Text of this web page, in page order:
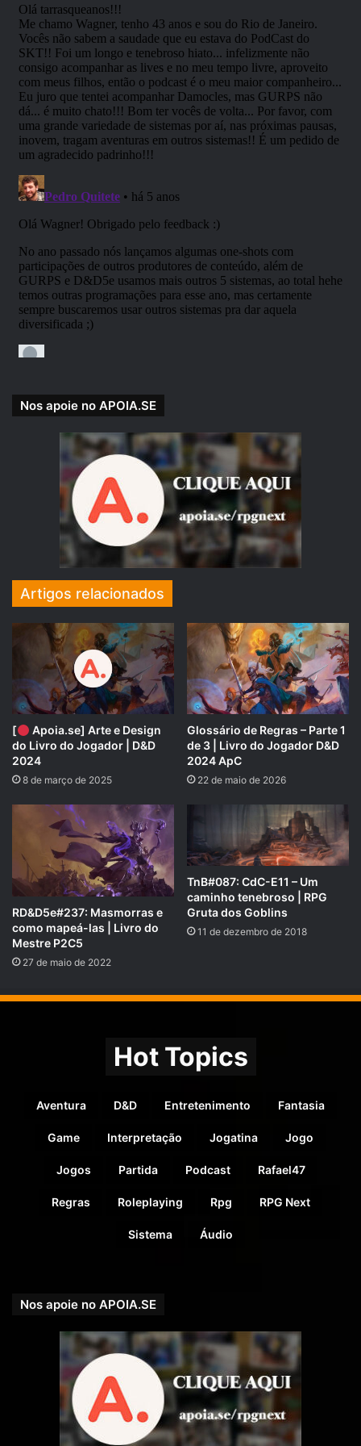
barcos dos Gigantes de Gelo estão
pilhando ao longo da Costa da
Espada. Até mesmo os
indescritíveis Gigantes das
Nuvens foram testemunhados,
suas maravilhosas cidades
Waterdeep (Águas Profundas) e
Baldur’s Gate (Portal de Baldur).
Onde está o Gigante da
Tempestade Rei Hekaton,
encarregado de manter a ordem
entre os Gigantes?
raças menores da Costa da
ataques desses inimigos
gigantescos. A única chance de
sobrevivência é que as raças
menores trabalhem juntas para
investigar essa invasão e
aproveitar o poder da magia das
runas, a arma dos gigantes contra
seus antigos inimigos, os Dragões.
A única maneira do povo de Faerûn
restaurar a ordem é usar o poder
dos Gigantes contra eles.
Calendário de Harptos (Reino de Faerûn, no mundo de Toril):
Época do ano:Outono
Dia:30 a 19;
Mês:9(“Eleint” – O Desvanecer) a 10(“Marpenoth” –
Ano:1492 CV;
Calendário da aventura:
Temporada 01
Nos apoie no APOIA.SE
Artigos relacionados
[
Apoia.se] Arte e Design
do Livro do Jogador | D&D
2024
8 de março de 2025
Glossário de Regras – Parte 1
de 3 | Livro do Jogador D&D
2024 ApC
22 de maio de 2026
RD&D5e#237: Masmorras e
como mapeá-las | Livro do
Mestre P2C5
27 de maio de 2022
TnB#087: CdC-E11 – Um
caminho tenebroso | RPG
Gruta dos Goblins
11 de dezembro de 2018
Hot Topics
Aventura D&D Entretenimento Fantasia
Game Interpretação Jogatina Jogo
Jogos Partida Podcast Rafael47
Regras Roleplaying Rpg RPG Next
Sistema Áudio
Nos apoie no APOIA.SE